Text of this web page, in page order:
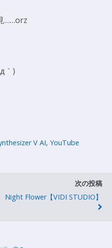
……orz
｀)
V AI, YouTube
次の投稿
Night Flower【VIDI STUDIO】